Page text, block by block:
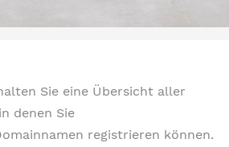
Sie eine Übersicht aller
denen Sie
registrieren können.